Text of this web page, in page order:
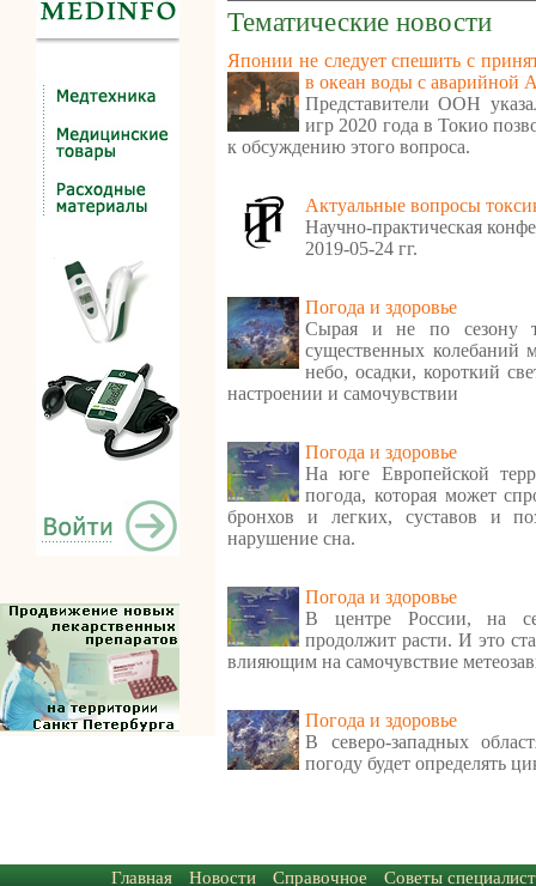
Тематические новости
Японии не следует спешить с
в океан воды с
Представители ООН
игр 2020 года в Токио
к обсуждению этого вопроса.
Актуальные вопросы
Научно-практическая
2019-05-24 гг.
Погода и здоровье
Сырая и не по сезону
существенных колебаний
небо, осадки, короткий
настроении и самочувствии
Погода и здоровье
На юге Европейской
погода, которая может
бронхов и легких, суставов и
нарушение сна.
Погода и здоровье
В центре России, на
продолжит расти. И это
влияющим на самочувствие
Погода и здоровье
В северо-западных
погоду будет определять
Главная Новости Справочное Советы